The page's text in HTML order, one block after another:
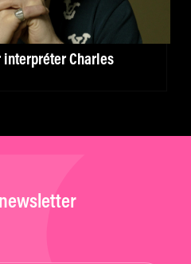
interpréter Charles